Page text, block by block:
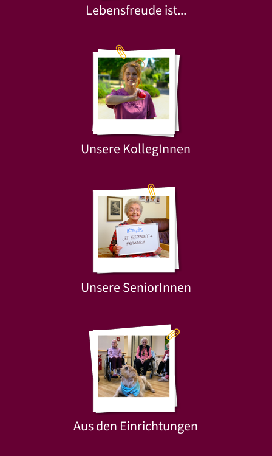
Lebensfreude ist...
Unsere KollegInnen
Unsere SeniorInnen
Aus den Einrichtungen